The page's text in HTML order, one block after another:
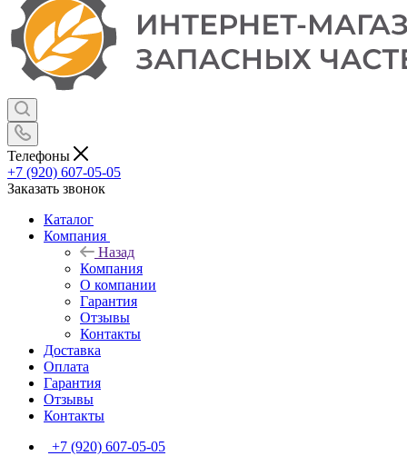
Телефоны
+7 (920) 607-05-05
Заказать звонок
Каталог
Компания
Назад
Компания
О компании
Гарантия
Отзывы
Контакты
Доставка
Оплата
Гарантия
Отзывы
Контакты
+7 (920) 607-05-05